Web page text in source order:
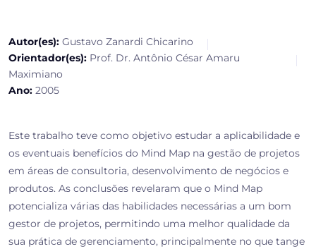
Autor(es): Gustavo Zanardi Chicarino
Orientador(es): Prof. Dr. Antônio César Amaru
Maximiano
Ano: 2005
Este trabalho teve como objetivo estudar a aplicabilidade e
os eventuais benefícios do Mind Map na gestão de projetos
em áreas de consultoria, desenvolvimento de negócios e
produtos. As conclusões revelaram que o Mind Map
potencializa várias das habilidades necessárias a um bom
gestor de projetos, permitindo uma melhor qualidade da
sua prática de gerenciamento, principalmente no que tange